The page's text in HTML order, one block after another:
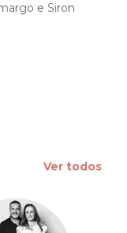
e Siron
Ver todos